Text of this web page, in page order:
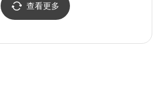
查看更多